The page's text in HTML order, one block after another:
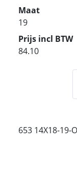
Maat
19
Prijs incl BTW
84.10
653 14X18-19-